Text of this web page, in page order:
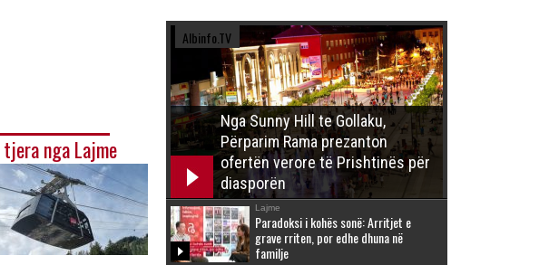
tjera nga Lajme
Albinfo.TV
Nga Sunny Hill te Gollaku,
Përparim Rama prezanton
ofertën verore të Prishtinës për
diasporën
Lajme
Paradoksi i kohës sonë: Arritjet e
grave rriten, por edhe dhuna në
familje